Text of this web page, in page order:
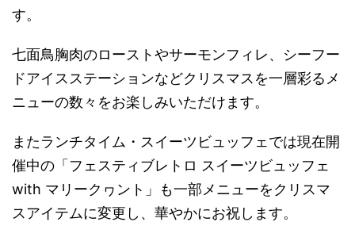
す。
七面鳥胸肉のローストやサーモンフィレ、シーフー
ドアイスステーションなどクリスマスを一層彩るメ
ニューの数々をお楽しみいただけます。
またランチタイム・スイーツビュッフェでは現在開
催中の「フェスティブレトロ スイーツビュッフェ
with マリークヮント」も一部メニューをクリスマ
スアイテムに変更し、華やかにお祝します。